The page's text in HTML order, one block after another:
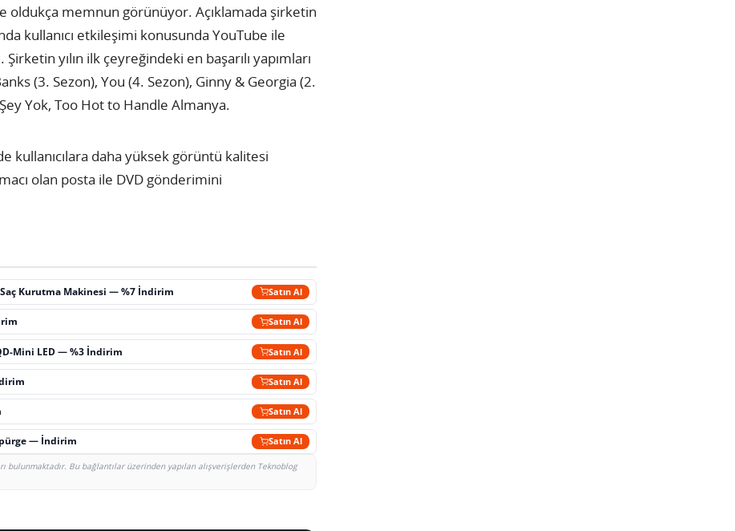
oldukça memnun görünüyor. Açıklamada şirketin
kullanıcı etkileşimi konusunda YouTube ile
yılın ilk çeyreğindeki en başarılı yapımları
(3. Sezon), You (4. Sezon), Ginny & Georgia (2.
Yok, Too Hot to Handle Almanya.
kullanıcılara daha yüksek görüntü kalitesi
olan posta ile DVD gönderimini
Kurutma Makinesi — %7 İndirim Satın Al
Satın Al
Mini LED — %3 İndirim Satın Al
Satın Al
Satın Al
— İndirim Satın Al
bulunmaktadır. Bu bağlantılar üzerinden yapılan alışverişlerden Teknoblog